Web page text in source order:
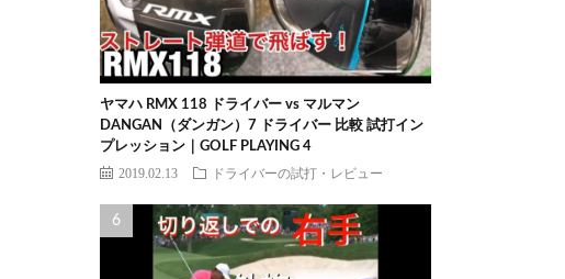
ヤマハ RMX 118 ドライバー vs マルマン
DANGAN（ダンガン）7 ドライバー 比較 試打イン
プレッション｜GOLF PLAYING 4
2019.02.13 ドライバーの試打・レビュー